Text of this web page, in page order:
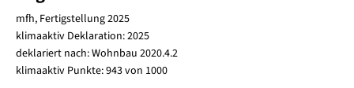
mfh, Fertigstellung 2025
klimaaktiv Deklaration: 2025
deklariert nach: Wohnbau 2020.4.2
klimaaktiv Punkte: 943 von 1000